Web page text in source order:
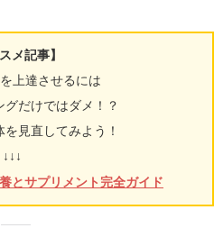
メ記事】
達させるには
だけではダメ！？
見直してみよう！
↓↓↓
とサプリメント完全ガイド